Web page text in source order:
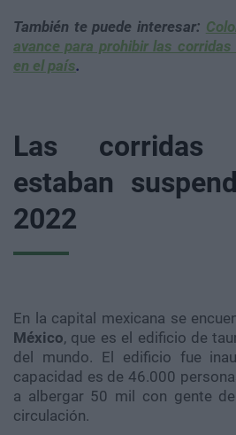
También te puede interesar:
avance para prohibir las
en el país.
Las
estaban
2022
En la capital mexicana se
México, que es el edificio de
del mundo. El edificio fue
capacidad es de 46.000
a albergar 50 mil con gente
circulación.